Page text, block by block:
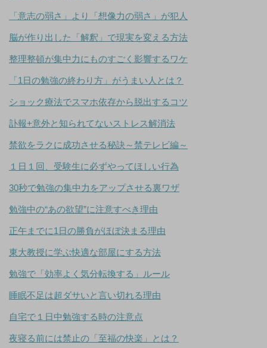
「意志の弱さ」より「想像力の弱さ」が犯人
脳が作り出した「解釈」で現実を変える方法
整理整頓が集中力にものすごく影響するワケ
「1日の勉強の終わり方」がうまい人とは？
ショック療法でスマホ依存から脱出するコツ
訃報+意外と知られてないストレス解消法
禁欲をラクに成功させる秘訣～禁テレビ編～
１日１回、受験生に必ずやってほしい行為
30秒で勉強の集中力をアップさせる裏ワザ
勉強中の“あの欲望”に注意すべき理由
正午までに1日の勝負がほぼ決まる理由
東大教授に学ぶ快適な部屋にする方法
勉強で「効率よく気分転換する」ルール
睡眠不足は超ダサいと言い切れる理由
自宅で１日中勉強する時の注意点
夜寝る前には禁止の「至福の快楽」とは？